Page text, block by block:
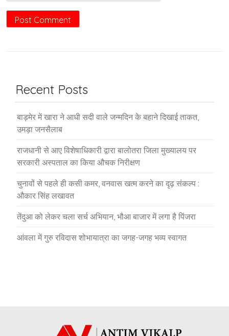
Recent Posts
बाड़मेर में खारा ने आधी सदी वाले जन्मदिन के बहाने दिखाई ताकत,
उमड़ा जनसैलाब
राजधानी से आए विशेषाधिकारी द्वारा बालोतरा जिला मुख्यालय पर
सरकारी अस्पताल का किया औचक निरीक्षण
चुनावों से पहले ही कसी कमर, वनवास खत्म करने का दृढ़ संकल्प :
औकार सिंह लखावत
तेंदुआ को लेकर चला सर्च अभियान, भौआ बाजार में लगा है पिंजरा
आंवला में गुरु रविदास शोभायात्रा का जगह-जगह भव्य स्वागत